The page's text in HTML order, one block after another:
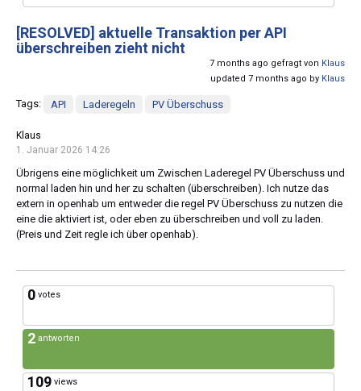
[RESOLVED] aktuelle Transaktion per API
überschreiben zieht nicht
7 months ago gefragt von Klaus
updated 7 months ago by Klaus
Tags: API Laderegeln PV Überschuss
Klaus
1. Januar 2026 14:26
Übrigens eine möglichkeit um Zwischen Laderegel PV Überschuss und
normal laden hin und her zu schalten (überschreiben). Ich nutze das
extern in openhab um entweder die regel PV Überschuss zu nutzen die
eine die aktiviert ist, oder eben zu überschreiben und voll zu laden.
(Preis und Zeit regle ich über openhab).
0 votes
2 antworten
109 views